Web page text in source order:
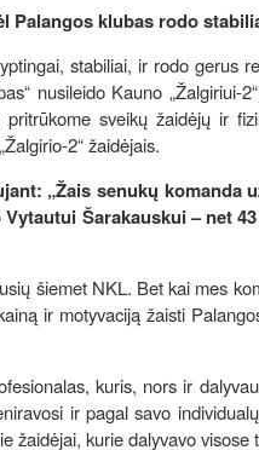
Palangos klubas rodo
stabiliai, ir rodo gerus
nusileido Kauno
sveikų žaidėjų ir
2“ žaidėjais.
„Žais senukų komanda
Šarakauskui – net
šiemet NKL. Bet kai mes
ir motyvaciją žaisti
kuris, nors ir
ir pagal savo
žaidėjai, kurie dalyvavo visose